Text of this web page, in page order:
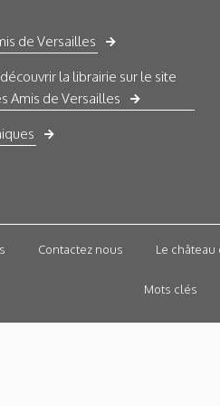
de Versailles
la librairie sur le site
Amis de Versailles
Contactez nous Le
Mots clés